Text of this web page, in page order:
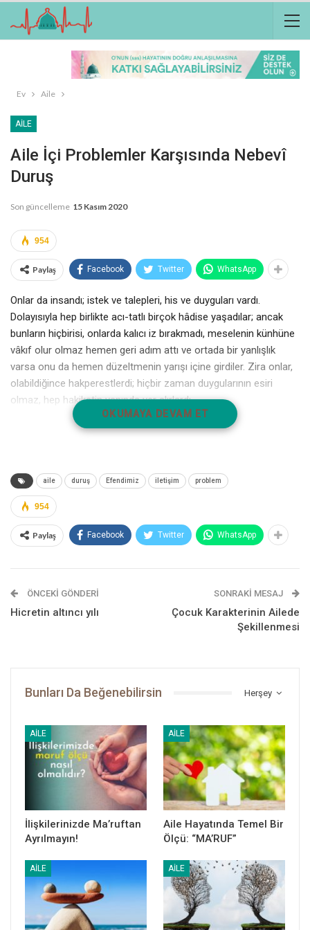
Ev Aile
AILE
Aile İçi Problemler Karşısında Nebevî
Duruş
Son güncelleme 15 Kasım 2020
954
Paylaş Facebook Twitter WhatsApp
Onlar da insandı; istek ve talepleri, his ve duyguları vardı.
Dolayısıyla hep birlikte acı-tatlı birçok hâdise yaşadılar; ancak
bunların hiçbirisi, onlarda kalıcı iz bırakmadı, meselenin künhüne
vâkıf olur olmaz hemen geri adım attı ve ortada bir yanlışlık
varsa onu da hemen düzeltmenin yarışı içine girdiler. Zira onlar,
olabildiğince hakperestlerdi; hiçbir zaman duygularının esiri
olmaz, hep hakikatin yanında yer alırlardı.
Bir gün Resûlullah (sallallahu aleyhi ve sellem), yanında bir esirle
birkaç kadın daha vardı; konuşuyorlardı. Konu konuyu açmış ve
zaman bir hayli ilerlemiş, âdeta esiri unutmuşlardı. Durumu fark
edip fırsatını bulan adam ise aradan sıvışıp kaçıvermişti.
Bir müddet sonra Resûlullah (sallallahu aleyhi ve sellem) tekrar
– Ey Âişe! Esir ne oldu? Nerede ve nereye gitti, diye sordu.
Annemiz’in diyebileceği bir şey yoktu; boynunu büktü ve
Bin pişmandı. Allah Resûlü (sallallahu aleyhi ve sellem) bunu
söylediğine göre, bundan böyle hali daha da perişandı!
Bu arada Fahr-i Kâinat Hazretleri de çıkmış ve ashâbıyla birlikte
esiri tekrar yakalamışlardı. Eve geldiklerinde Hazreti Âişe’yi,
ellerini evirip çevirirken buldu ve sordu:
– Hayırdır, ne oldu? Yoksa abdest mi alman gerekiyor?
Makam, yine naz makamıydı ve Annemiz de bu makamın hakkını
verecekti; şöyle dedi:
– Bana beddua ettin ya; ellerimden hangisi yerinden kopup
gidecek diye onlara bakıp duruyorum!
OKUMAYA DEVAM ET
aile duruş Efendimiz iletişim problem
954
Paylaş Facebook Twitter WhatsApp
ÖNCEKI GÖNDERI
Hicretin altıncı yılı
SONRAKI MESAJ
Çocuk Karakterinin Ailede
Şekillenmesi
Herşey
Bunları Da Beğenebilirsin
AILE
İlişkilerinizde Ma’ruftan
Ayrılmayın!
AILE
Aile Hayatında Temel Bir
Ölçü: “MA’RUF”
AILE AILE